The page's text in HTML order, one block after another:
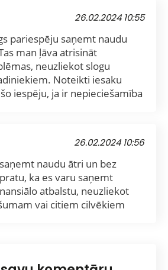
26.02.2024 10:55
pariespēju saņemt naudu
man ļāva atrisināt
neuzliekot slogu
Noteikti iesaku
iespēju, ja ir nepieciešamība
26.02.2024 10:56
naudu ātri un bez
ka es varu saņemt
atbalstu, neuzliekot
vai citiem cilvēkiem